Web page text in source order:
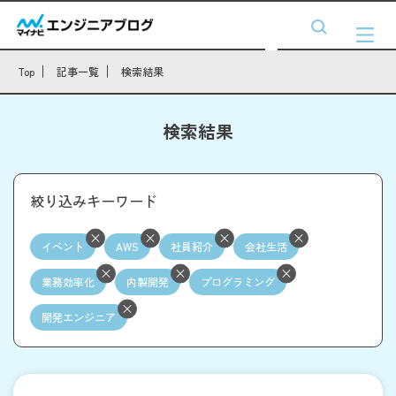
Top 記事一覧 検索結果
検索結果
絞り込みキーワード
イベント AWS 社員紹介 会社生活
業務効率化 内製開発 プログラミング
開発エンジニア